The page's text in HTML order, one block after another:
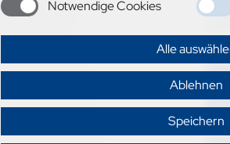
Notwendige Cookies
Alle
Ablehnen
Speichern